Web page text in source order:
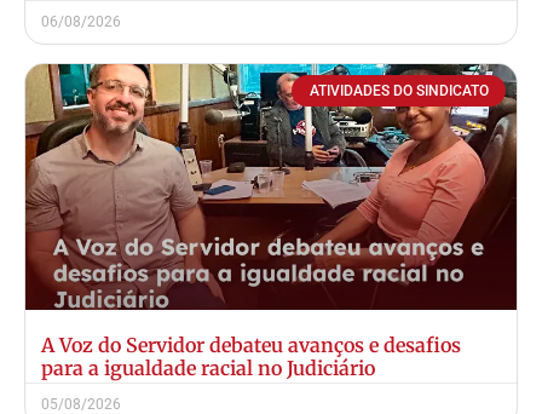
06/08/2026
ATIVIDADES DO SINDICATO
A Voz do Servidor debateu avanços e desafios
para a igualdade racial no Judiciário
05/08/2026